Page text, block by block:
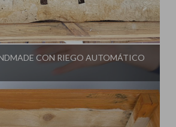
Cultivo Paso a Paso
CON RIEGO AUTOMÁTICO